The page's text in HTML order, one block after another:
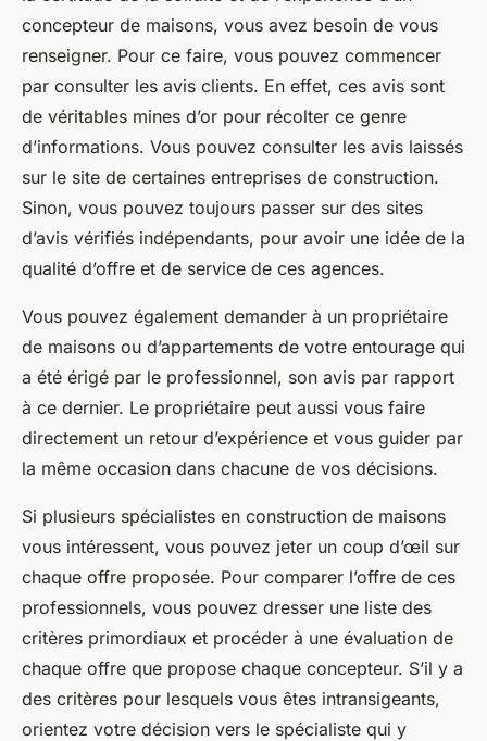
concepteur de maisons, vous avez besoin de vous
renseigner. Pour ce faire, vous pouvez commencer
par consulter les avis clients. En effet, ces avis sont
de véritables mines d’or pour récolter ce genre
d’informations. Vous pouvez consulter les avis laissés
sur le site de certaines entreprises de construction.
Sinon, vous pouvez toujours passer sur des sites
d’avis vérifiés indépendants, pour avoir une idée de la
qualité d’offre et de service de ces agences.
Vous pouvez également demander à un propriétaire
de maisons ou d’appartements de votre entourage qui
a été érigé par le professionnel, son avis par rapport
à ce dernier. Le propriétaire peut aussi vous faire
directement un retour d’expérience et vous guider par
la même occasion dans chacune de vos décisions.
Si plusieurs spécialistes en construction de maisons
vous intéressent, vous pouvez jeter un coup d’œil sur
chaque offre proposée. Pour comparer l’offre de ces
professionnels, vous pouvez dresser une liste des
critères primordiaux et procéder à une évaluation de
chaque offre que propose chaque concepteur. S’il y a
des critères pour lesquels vous êtes intransigeants,
orientez votre décision vers le spécialiste qui y